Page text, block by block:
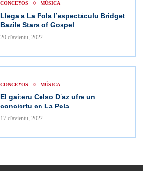
CONCEYOS MÚSICA
Llega a La Pola l’espectáculu Bridget
Bazile Stars of Gospel
20 d'avientu, 2022
CONCEYOS MÚSICA
El gaiteru Celso Díaz ufre un
conciertu en La Pola
17 d'avientu, 2022